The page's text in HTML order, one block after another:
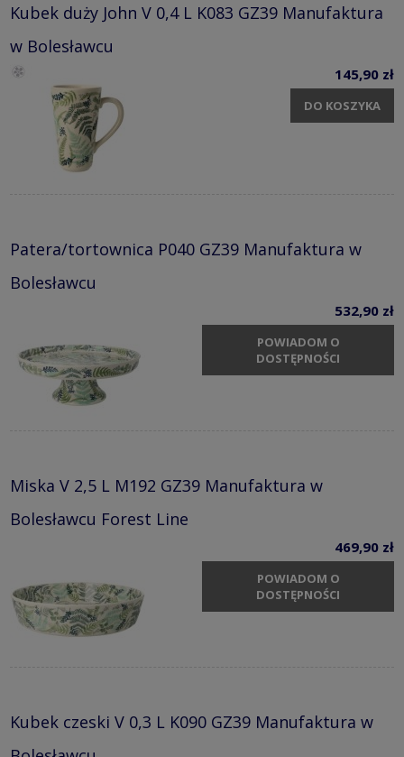
Kubek duży John V 0,4 L K083 GZ39 Manufaktura
w Bolesławcu
145,90 zł
DO KOSZYKA
Patera/tortownica P040 GZ39 Manufaktura w
Bolesławcu
532,90 zł
POWIADOM O
DOSTĘPNOŚCI
Miska V 2,5 L M192 GZ39 Manufaktura w
Bolesławcu Forest Line
469,90 zł
POWIADOM O
DOSTĘPNOŚCI
Kubek czeski V 0,3 L K090 GZ39 Manufaktura w